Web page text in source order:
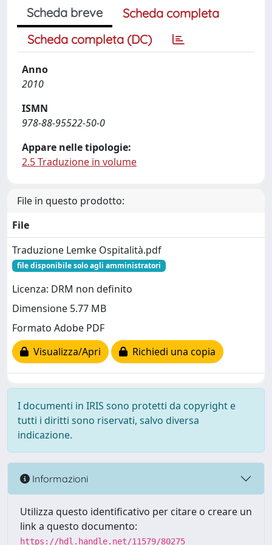
Scheda breve
Scheda completa
Scheda completa (DC)
Anno
2010
ISMN
978-88-95522-50-0
Appare nelle tipologie:
2.5 Traduzione in volume
File in questo prodotto:
File
Traduzione Lemke Ospitalità.pdf
file disponibile solo agli amministratori
Licenza: DRM non definito
Dimensione 5.77 MB
Formato Adobe PDF
Visualizza/Apri
Richiedi una copia
I documenti in IRIS sono protetti da copyright e
tutti i diritti sono riservati, salvo diversa
indicazione.
Informazioni
Utilizza questo identificativo per citare o creare un
link a questo documento:
https://hdl.handle.net/11579/80275